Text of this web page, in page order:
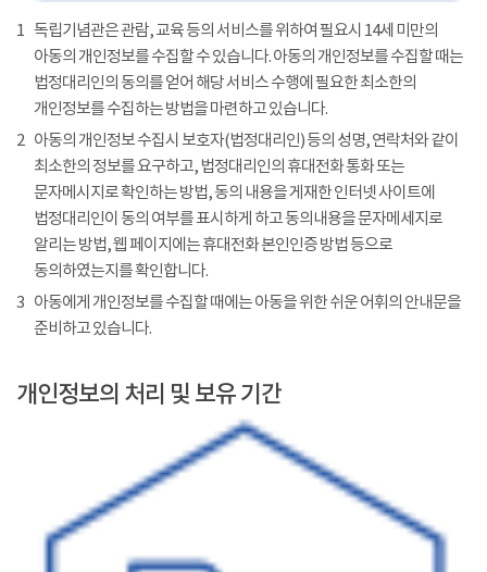
1 독립기념관은 관람, 교육 등의 서비스를 위하여 필요시 14세 미만의
아동의 개인정보를 수집할 수 있습니다. 아동의 개인정보를 수집할 때는
법정대리인의 동의를 얻어 해당 서비스 수행에 필요한 최소한의
개인정보를 수집하는 방법을 마련하고 있습니다.
2 아동의 개인정보 수집시 보호자(법정대리인) 등의 성명, 연락처와 같이
최소한의 정보를 요구하고, 법정대리인의 휴대전화 통화 또는
문자메시지로 확인하는 방법, 동의 내용을 게재한 인터넷 사이트에
법정대리인이 동의 여부를 표시하게 하고 동의내용을 문자메세지로
알리는 방법, 웹 페이지에는 휴대전화 본인인증 방법 등으로
동의하였는지를 확인합니다.
3 아동에게 개인정보를 수집할 때에는 아동을 위한 쉬운 어휘의 안내문을
준비하고 있습니다.
개인정보의 처리 및 보유 기간